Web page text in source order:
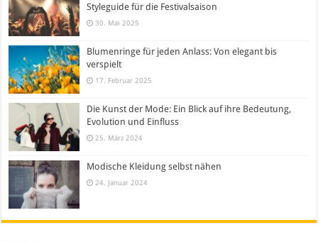
Styleguide für die Festivalsaison
30. Mai 2025
Blumenringe für jeden Anlass: Von elegant bis
verspielt
17. Februar 2025
Die Kunst der Mode: Ein Blick auf ihre Bedeutung,
Evolution und Einfluss
25. März 2024
Modische Kleidung selbst nähen
24. Januar 2024